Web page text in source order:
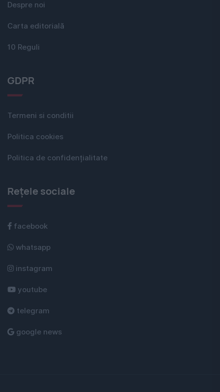
Despre noi
Carta editorială
10 Reguli
GDPR
Termeni si conditii
Politica cookies
Politica de confidențialitate
Rețele sociale
facebook
whatsapp
instagram
youtube
telegram
google news